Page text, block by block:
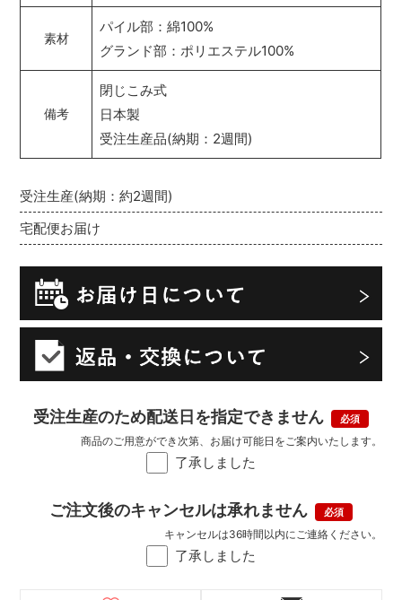
受注生産(納期：約2週間)
宅配便お届け
受注生産のため配送日を指定できません
了承しました
商品のご用意ができ次第、お届け可能日をご案内いたします。
ご注文後のキャンセルは承れません
了承しました
キャンセルは36時間以内にご連絡ください。
素材
パイル部：綿100%
グランド部：ポリエステル100%
備考
閉じこみ式
日本製
受注生産品(納期：2週間)